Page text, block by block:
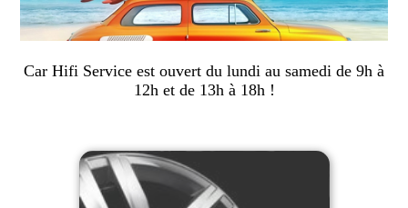
Car Hifi Service est ouvert du lundi au samedi de 9h à
12h et de 13h à 18h !